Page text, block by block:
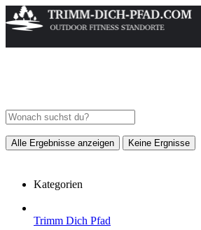
Alle Ergebnisse anzeigen Keine Ergnisse
Kategorien
Trimm Dich Pfad